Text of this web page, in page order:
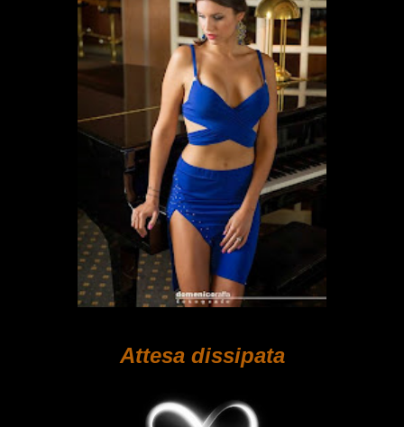
Attesa dissipata